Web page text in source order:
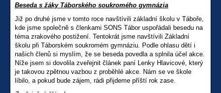
Beseda s žáky Táborského soukromého gymnázia
Již po druhé jsme v tomto roce navštívili základní školu v Táboře,
kde jsme společně s členkami SONS Tábor uspořádali besedu na
téma zrakového postižení. Tentokrát jsme navštívili Základní
školu při Táborském soukromém gymnáziu. Podle ohlasu dětí i
našich členů si myslím, že se beseda povedla a splnila účel akce.
Níže jsem si dovolila zveřejnit článek paní Lenky Hlavicové, který
je takovou zpětnou vazbou z proběhlé akce. Nám se ve škole
líbilo, a pokud bude zájem, rádi přijdeme příští rok zase.